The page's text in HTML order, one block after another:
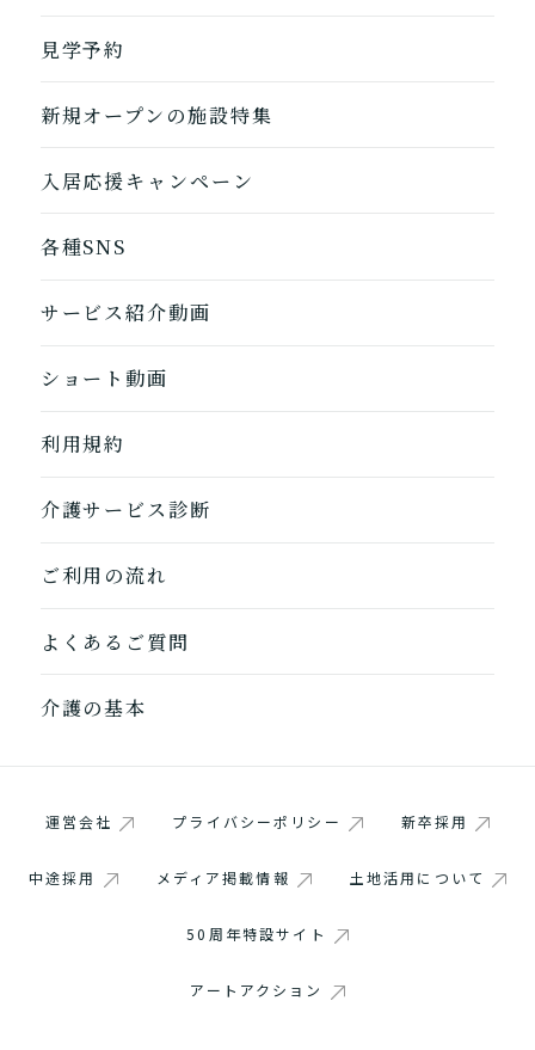
1つ前に戻る
1つ前に戻る
1つ前に戻る
1つ前に戻る
1つ前に戻る
1つ前に戻る
1つ前に戻る
自宅に来てもらう
自宅から通う/来てもらう
見学予約
新規オープンの施設特集
入居応援キャンペーン
各種SNS
サービス紹介動画
ショート動画
利用規約
介護サービス診断
ご利用の流れ
よくあるご質問
介護の基本
運営会社 プライバシーポリシー 新卒採用
中途採用 メディア掲載情報 土地活用について
50周年特設サイト
アートアクション